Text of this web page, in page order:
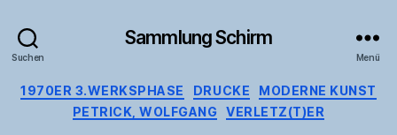
Suchen
Sammlung Schirm
Menü
Kategorien
1970ER 3.WERKSPHASE DRUCKE
MODERNE KUNST
PETRICK, WOLFGANG
VERLETZ(T)ER